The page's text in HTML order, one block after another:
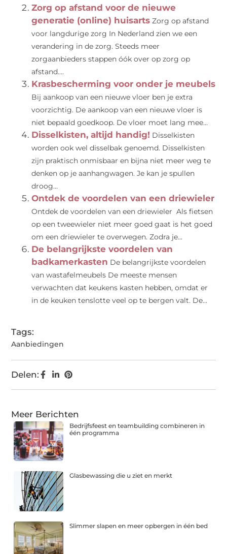
Zorg op afstand voor de nieuwe
generatie (online) huisarts Zorg op afstand
voor langdurige zorg In Nederland zien we een
verandering in de zorg. Steeds meer
zorgaanbieders stappen óók over op zorg op
afstand....
Krasbescherming voor onder je meubels
Bij aankoop van een nieuwe vloer ben je extra
voorzichtig. De aankoop van een nieuwe vloer is
niet bepaald goedkoop. De vloer moet lang mee...
Disselkisten, altijd handig! Disselkisten
worden ook wel disselbak genoemd. Disselkisten
zijn praktisch onmisbaar en bijna niet meer weg te
denken op je aanhangwagen. Je kan je spullen
droog...
Ontdek de voordelen van een driewieler
Ontdek de voordelen van een driewieler Als fietsen
op een tweewieler niet meer goed gaat is het goed
om een driewieler te overwegen. Zodra je...
De belangrijkste voordelen van
badkamerkasten De belangrijkste voordelen
van wastafelmeubels De meeste mensen
verwachten dat keukens kasten hebben, omdat er
in de keuken tenslotte veel op te bergen valt. De...
Tags:
Aanbiedingen
Delen:
Meer Berichten
Bedrijfsfeest en teambuilding combineren in
één programma
Glasbewassing die u ziet en merkt
Slimmer slapen en meer opbergen in één bed